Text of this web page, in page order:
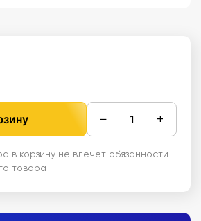
− +
в корзину не влечет обязанности
товара